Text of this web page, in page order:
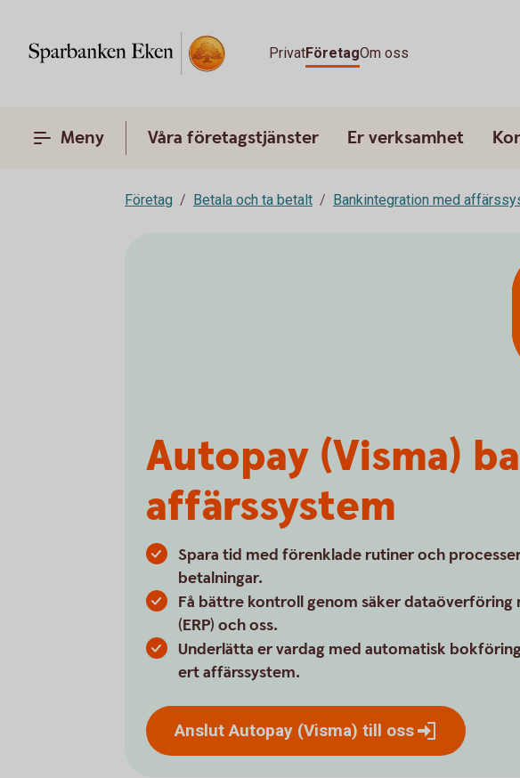
PrivatFöretagOm oss
Meny Våra företagstjänster Er verksamhet
Företag Betala och ta betalt Bankintegration med
Autopay (Visma)
affärssystem
Spara tid med förenklade rutiner och
betalningar.
Få bättre kontroll genom säker dataöverföring
(ERP) och oss.
Underlätta er vardag med automatisk
ert affärssystem.
Anslut Autopay (Visma) till oss